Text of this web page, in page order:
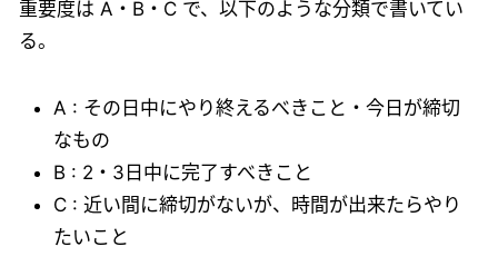
重要度は A・B・C で、以下のような分類で書いてい
る。
A : その日中にやり終えるべきこと・今日が締切
なもの
B : 2・3日中に完了すべきこと
C : 近い間に締切がないが、時間が出来たらやり
たいこと